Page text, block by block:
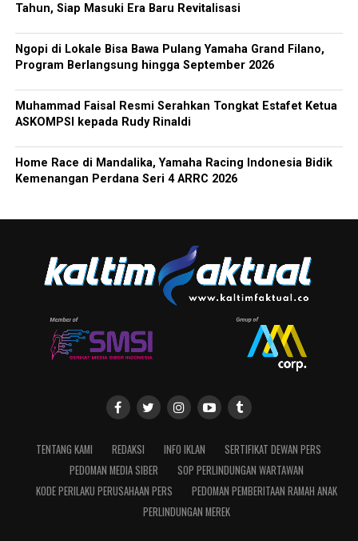
Tahun, Siap Masuki Era Baru Revitalisasi
Ngopi di Lokale Bisa Bawa Pulang Yamaha Grand Filano,
Program Berlangsung hingga September 2026
Muhammad Faisal Resmi Serahkan Tongkat Estafet Ketua
ASKOMPSI kepada Rudy Rinaldi
Home Race di Mandalika, Yamaha Racing Indonesia Bidik
Kemenangan Perdana Seri 4 ARRC 2026
TENTANG KAMI REDAKSI INFO IKLAN
SERTIFIKAT DEWAN PERS
PEDOMAN MEDIA SIBER
SOP PERLINDUNGAN WARTAWAN
KODE PERILAKU PERUSAHAAN PERS
PEDOMAN PEMBERITAAN RAMAH ANAK
PERLINDUNGAN MEREK